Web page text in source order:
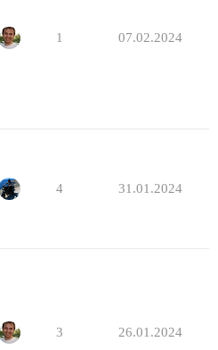
1 07.02.2024
4 31.01.2024
3 26.01.2024